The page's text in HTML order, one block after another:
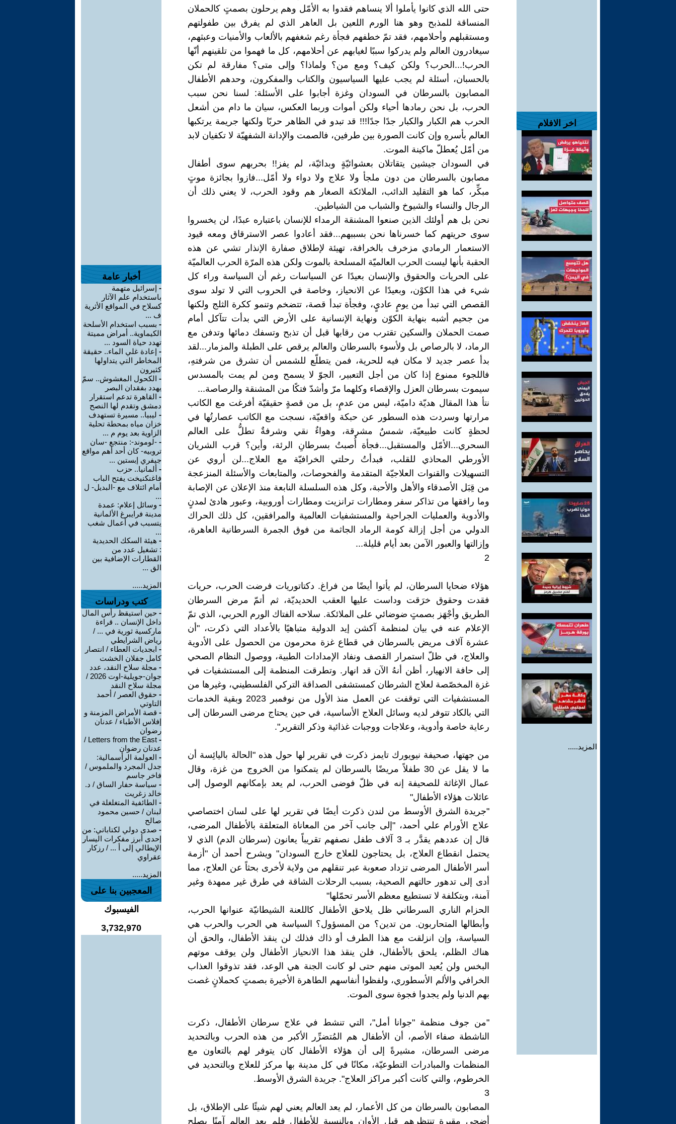
اخر الافلام
المزيد.....
حتى الله الذي كانوا يأملوا ألا ينساهم فقدوا به الأمّل وهم يرحلون بصمتٍ كالحملان
المنساقة للمذبح وهو هنا الورم اللعين بل العاهر الذي لم يفرق بين طفولتهم
ومستقبلهم وأحلامهم، فقد تمّ خطفهم فجأة رغم شغفهم بالألعاب والأمنيات وعبثهم،
سيغادرون العالم ولم يدركوا سببًا لغيابهم عن أحلامهم، كل ما فهموا من تلقينهم أنّها
الحرب!...الحرب؟ ولكن كيف؟ ومع من؟ ولماذا؟ وإلى متى؟ مفارقة لم تكن
بالحسبان، أسئلة لم يجب عليها السياسيون والكتاب والمفكرون، وحدهم الأطفال
المصابون بالسرطان في السودان وغزة أجابوا على الأسئلة: لسنا نحن سبب
الحرب، بل نحن رمادها أحياء ولكن أموات وربما العكس، سيان ما دام من أشعل
الحرب هم الكبار والكبار جدًا جدًا!!! قد تبدو في الظاهر حربًا ولكنها جريمة يرتكبها
العالم بأسرهِ وإن كانت الصورة بين طرفين، فالصمت والإدانة الشفهيّة لا تكفيان لابد
من أمّل يُعطلّ ماكينة الموت.
في السودان جيشين يتقاتلان بعشوائيّةٍ وبدائيّة، لم يفز!! بحربهم سوى أطفال
مصابون بالسرطان من دون ملجأ ولا علاج ولا دواء ولا أمّل...فازوا بجائزة موتٍ
مبكِّر، كما هو التقليد الدائب، الملائكة الصغار هم وقود الحرب، لا يعني ذلك أن
الرجال والنساء والشيوخ والشباب من الشياطين.
نحن بل هم أولئك الذين صنعوا المشنقة الرمداء للإنسان باعتباره عبدًا، لن يخسروا
سوى حريتهم كما خسرناها نحن بسببهم...فقد أعادوا عصر الاسترقاق ومعه قيود
الاستعمار الرمادي مزخرف بالخرافة، تهيئة لإطلاق صفارة الإنذار تشي عن هذه
الحقبة بأنها ليست الحرب العالميّة المسلحة بالموت ولكن هذه المرّة الحرب العالميّة
على الحريات والحقوق والإنسان بعيدًا عن السياسات رغم أن السياسة وراء كل
شيء في هذا الكوْن، وبعيدًا عن الانحياز، وخاصة في الحروب التي لا تولد سوى
القصص التي تبدأ من يومٍ عاديٍ، وفجأة تبدأ قصة، تتضخم وتنمو ككرة الثلج ولكنها
من جحيم أشبه بنهاية الكوّن ونهاية الإنسانية على الأرض التي بدأت تتآكل أمام
صمت الحملان والسكين تقترب من رقابها قبل أن تذبح وتسفك دمائها وتدفن مع
الرماد، لا بالرصاص بل ولأسوء بالسرطان والعالم يرقص على الطبلة والمزمار...لقد
بدأ عصر جديد لا مكان فيه للحرية، فمن يتطلّع للشمس أن تشرق من شرفتهِ،
فاللجوء ممنوع إذا كان من أجل التعبير، الجوّ لا يسمح ومن لم يمت بالمسدس
سيموت بسرطان العزل والإقصاء وكلهما مرّ وأشدّ فتكًا من المشنقة والرصاصة...
نتأ هذا المقال هديّة داميّة، ليس من عدمٍ، بل من قصةٍ حقيقيّة أفرغت مع الكاتب
مرارتها وسردت هذه السطور عن حبكة واقعيّة، نسجت مع الكاتب عصارتُها في
لحظةٍ كانت طبيعيّة، شمسٌ مشرقة، وهواءٌ نقي وشرفةٌ تطلُّ على العالم
السحري...الأمّل والمستقبل...فجأة أُصبتُ بسرطانِ الرئة، وأين؟ قرب الشريان
الأورطي المحاذي للقلب، فبدأتُ رحلتي الخرافيّة مع العلاج...لن أروي عن
التسهيلات والقنوات العلاجيّة المتقدمة والفحوصات، والمتابعات والأسئلة المنزعجة
من قِبَل الأصدقاء والأهل والأحبة، وكل هذه السلسلة النابعة منذ الإعلان عن الإصابة
وما رافقها من تذاكر سفر ومطارات ترانزيت ومطارات أوروبية، وعبور هادئ لمدنٍ
والأدوية والعمليات الجراحية والمستشفيات العالمية والمرافقين، كل ذلك الحراك
الدولي من أجل إزالة كومة الرماد الجاثمة من فوق الجمرة السرطانية العاهرة،
وإزالتها والعبور الآمن بعد أيام قليلة...
2
هؤلاء ضحايا السرطان، لم يأتوا أيضًا من فراغ. دكتاتوريات فرضت الحرب، حريات
فقدت وحقوق خرَقت وداست عليها العقب الحديديّة، ثم أتمّ مرض السرطان
الطريق وأجْهَز بصمتٍ ضوضائي على الملائكة. سلاحه الفتاك الورم الحربي، الذي تمّ
الإعلام عنه في بيان لمنظمة آكشن إيد الدولية متباهيًا بالأعداد التي ذكرت، "أن
عشرة آلاف مريض بالسرطان في قطاع غزة محرمون من الحصول على الأدوية
والعلاج، في ظلّ استمرار القصف ونفاد الإمدادات الطبية، ووصول النظام الصحي
إلى حافة الانهيار، أظن أنهُ الآن قد انهار. وتطرقت المنظمة إلى المستشفيات في
غزة المخصّصة لعلاج الشرطان كمستشفى الصداقة التركي الفلسطيني، وغيرها من
المستشفيات التي توقفت عن العمل منذ الأول من نوفمبر 2023 وبقية الخدمات
التي بالكاد تتوفر لديه وسائل العلاج الأساسية، في حين يحتاج مرضى السرطان إلى
رعاية خاصة وأدوية، وعلاجات ووجبات غذائية وذكر التقرير".
من جهتها، صحيفة نيويورك تايمز ذكرت في تقرير لها حول هذه "الحالة باليائِسة أن
ما لا يقل عن 30 طفلاً مريضًا بالسرطان لم يتمكنوا من الخروج من غزة، وقال
عمال الإغاثة للصحيفة إنه في ظلّ فوضى الحرب، لم يعد بإمكانهم الوصول إلى
عائلات هؤلاء الأطفال"
"جريدة الشرق الأوسط من لندن ذكرت أيضًا في تقرير لها على لسان اختصاصي
علاج الأورام علي أحمد، "إلى جانب آخر من المعاناة المتعلقة بالأطفال المرضى،
قال إن عددهم يقدَّر بـ 3 آلاف طفل نصفهم تقريباً يعانون (سرطان الدم) الذي لا
يحتمل انقطاع العلاج، بل يحتاجون للعلاج خارج السودان" ويشرح أحمد أن "أزمة
أسر الأطفال المرضى تزداد صعوبة عبر تنقلهم من ولاية لأخرى بحثاً عن العلاج، مما
أدى إلى تدهور حالتهم الصحية، بسبب الرحلات الشاقة في طرق غير ممهدة وغير
آمنة، وبتكلفة لا تستطيع معظم الأسر تحمّلها"
الحزام الناري السرطاني ظل يلاحق الأطفال كاللعنة الشيطانيّة عنوانها الحرب،
وأبطالها المتحاربون. من تدين؟ من المسؤول؟ السياسة هي الحرب والحرب هي
السياسة، وإن انزلقت مع هذا الطرف أو ذاك فذلك لن ينقذ الأطفال، والحق أن
هناك الظلم، يلحق بالأطفال، فلن ينقذ هذا الانحياز الأطفال ولن يوقف موتهم
البخس ولن يُعيد الموتى منهم حتى لو كانت الجنة هي الوعد، فقد تذوقوا العذاب
الخرافي والألم الأسطوري، ولفظوا أنفاسهم الطاهرة الأخيرة بصمتٍ كحملانٍ غصت
بهم الدنيا ولم يجدوا فجوة سوى الموت.
"من جوف منظمة "جوانا أمل"، التي تنشط في علاج سرطان الأطفال، ذكرت
الناشطة صفاء الأصم، أن الأطفال هم المُتضرِّر الأكبر من هذه الحرب وبالتحديد
مرضى السرطان، مشيرةً إلى أن هؤلاء الأطفال كان يتوفر لهم بالتعاون مع
المنظمات والمبادرات التطوعيّة، مكانًا في كل مدينة بها مركز للعلاج وبالتحديد في
الخرطوم، والتي كانت أكبر مراكز العلاج". جريدة الشرق الأوسط.
3
المصابون بالسرطان من كل الأعمار، لم يعد العالم يعني لهم شيئًا على الإطلاق، بل
أضحى مقبرة تنتظرهم قبل الأوان وبالنسبة للأطفال فلم يعد العالم آمنًا يصلح
أخبار عامة
- إسرائيل متهمة
باستخدام علم الآثار
كسلاح في المواقع الأثرية
ف ...
- بسبب استخدام الأسلحة
الكيماوية.. أمراض مميتة
تهدد حياة السود ...
- إعادة غلي الماء.. حقيقة
المخاطر التي يتداولها
كثيرون
- الكحول المغشوش.. سمّ
يهدد بفقدان البصر
- القاهرة تدعم استقرار
دمشق وتقدم لها النصح
- ليبيا.. مسيرة تستهدف
خزان مياه بمحطة تحلية
الزاوية بعد يوم م ...
- -لوموند-: منتجع -سان
تروبيه- كان أحد أهم مواقع
جيفري إبستين ...
- ألمانيا.. حزب
فاغنكنيخت يفتح الباب
أمام ائتلاف مع -البديل- ل
...
- وسائل إعلام: عمدة
مدينة فرايبرغ الألمانية
يتسبب في أعمال شغب
...
- هيئة السكك الحديدية
: تشغيل عدد من
القطارات الإضافية بين
الق ...
المزيد.....
كتب ودراسات
- حين استيقظ رأس المال
داخل الإنسان .. قراءة
ماركسية ثورية في ... /
رياض الشرايطي
- ابجديات العطاء / انتصار
كامل جفلان الخشت
- مجلة سلاح النقد، عدد
جوان-جويلية-اوت 2026 /
مجلة سلاح النقد
- حقوق العصر / أحمد
التاوتي
- قصة الأمراض المزمنة و
إفلاس الأطباء / عدنان
رضوان
-
Letters from the East /
عدنان رضوان
- العولمة الرأسمالية:
جدل المجرد والملموس /
فاخر جاسم
- سياسة حفار الساق / د.
خالد زغريت
- الطائفية المتغلغلة في
لبنان / حسين محمود
صالح
- صدى دولي لكتاباتي: من
إحدى أبرز مفكرات اليسار
الإيطالي إلى أ ... / رزكار
عقراوي
المزيد.....
المعجبين بنا على
الفيسبوك
3,732,970